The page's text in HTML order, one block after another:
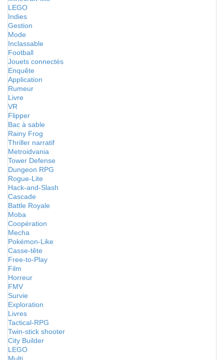
LEGO
Indies
Gestion
Mode
Inclassable
Football
Jouets connectés
Enquête
Application
Rumeur
Livre
VR
Flipper
Bac à sable
Rainy Frog
Thriller narratif
Metroidvania
Tower Defense
Dungeon RPG
Rogue-Lite
Hack-and-Slash
Cascade
Battle Royale
Moba
Coopération
Mecha
Pokémon-Like
Casse-tête
Free-to-Play
Film
Horreur
FMV
Survie
Exploration
Livres
Tactical-RPG
Twin-stick shooter
City Builder
LEGO